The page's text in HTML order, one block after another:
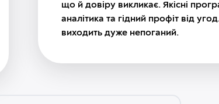
що й довіру викликає. Якісні
аналітика та гідний профіт від
виходить дуже непоганий.